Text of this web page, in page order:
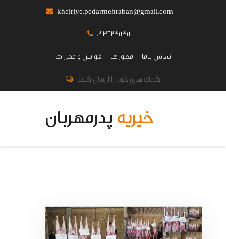
kheiriye.pedarmehraban@gmail.com
02136235350
قوانین و مقررات
مجوز ها
تماس باما
کمک های خود را ارسال کنید
خیریهپدرمهربان